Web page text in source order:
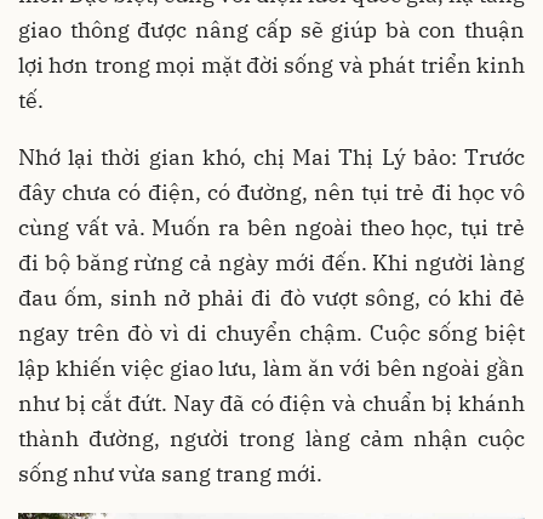
giao thông được nâng cấp sẽ giúp bà con thuận
lợi hơn trong mọi mặt đời sống và phát triển kinh
tế.
Nhớ lại thời gian khó, chị Mai Thị Lý bảo: Trước
đây chưa có điện, có đường, nên tụi trẻ đi học vô
cùng vất vả. Muốn ra bên ngoài theo học, tụi trẻ
đi bộ băng rừng cả ngày mới đến. Khi người làng
đau ốm, sinh nở phải đi đò vượt sông, có khi đẻ
ngay trên đò vì di chuyển chậm. Cuộc sống biệt
lập khiến việc giao lưu, làm ăn với bên ngoài gần
như bị cắt đứt. Nay đã có điện và chuẩn bị khánh
thành đường, người trong làng cảm nhận cuộc
sống như vừa sang trang mới.